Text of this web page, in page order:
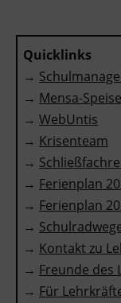
Quicklinks
→
→ Mensa-
→ WebUntis
→ Krisenteam
→
→ Ferienplan
→ Ferienplan
→
→ Kontakt zu
→ Freunde des
→ Für